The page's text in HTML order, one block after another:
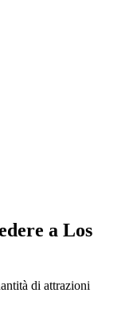
a Los
di attrazioni